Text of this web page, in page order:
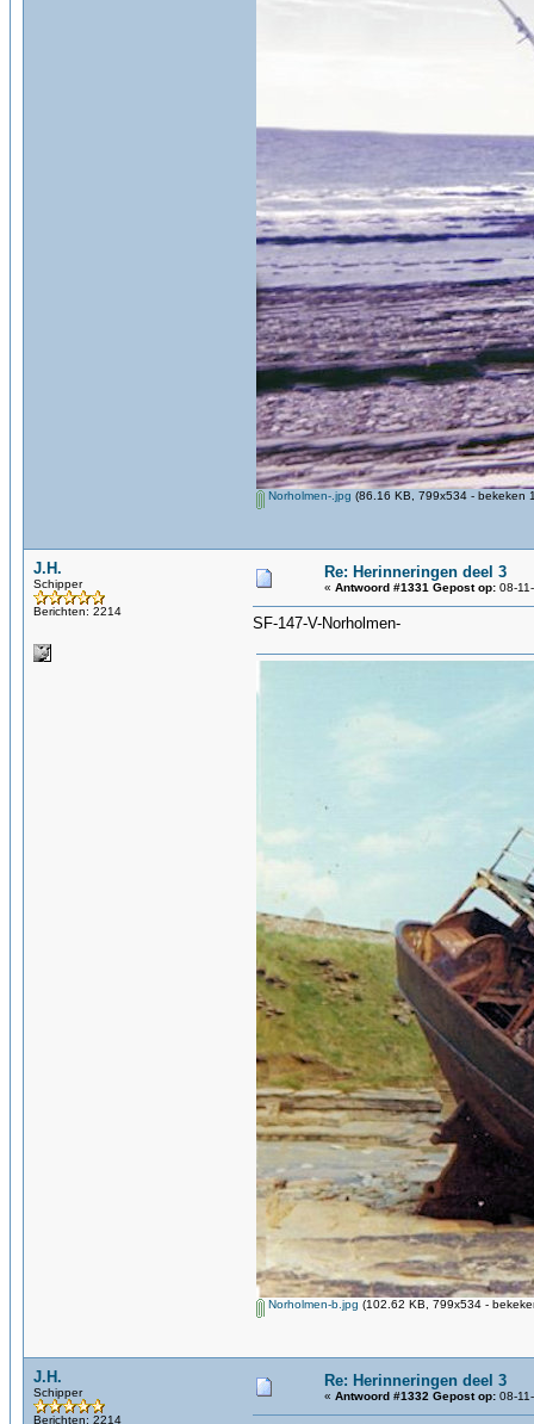
Norholmen-.jpg (86.16 KB, 799x534 - bekeken
J.H.
Schipper
Berichten: 2214
Re: Herinneringen deel 3
« Antwoord #1331 Gepost op: 08-
SF-147-V-Norholmen-
Norholmen-b.jpg (102.62 KB, 799x534 -
J.H.
Schipper
Berichten: 2214
Re: Herinneringen deel 3
« Antwoord #1332 Gepost op: 08-